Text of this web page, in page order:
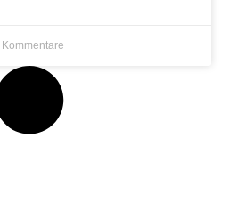
Kommentare